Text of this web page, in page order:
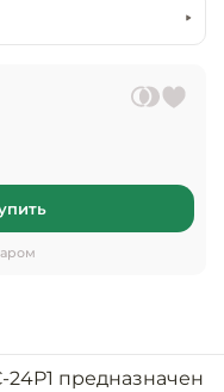
Барное
фастфуда
питания
Оснащение
Оснащение
Ассортимент и
предназначен